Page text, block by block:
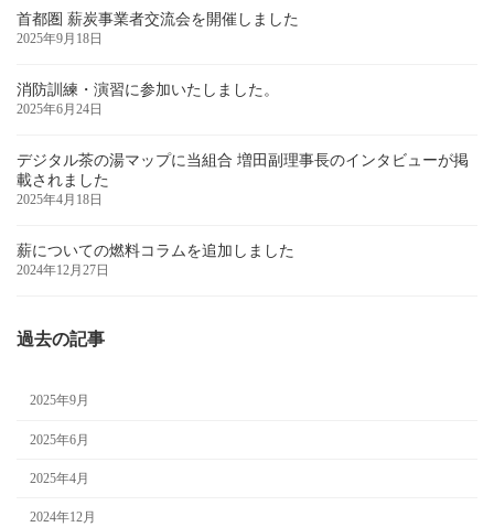
首都圏 薪炭事業者交流会を開催しました
2025年9月18日
消防訓練・演習に参加いたしました。
2025年6月24日
デジタル茶の湯マップに当組合 増田副理事長のインタビューが掲
載されました
2025年4月18日
薪についての燃料コラムを追加しました
2024年12月27日
過去の記事
2025年9月
2025年6月
2025年4月
2024年12月